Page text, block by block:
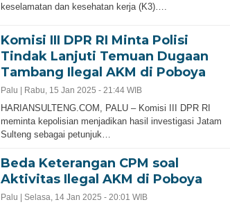
keselamatan dan kesehatan kerja (K3)….
Komisi III DPR RI Minta Polisi
Tindak Lanjuti Temuan Dugaan
Tambang Ilegal AKM di Poboya
Palu | Rabu, 15 Jan 2025 - 21:44 WIB
HARIANSULTENG.COM, PALU – Komisi III DPR RI
meminta kepolisian menjadikan hasil investigasi Jatam
Sulteng sebagai petunjuk…
Beda Keterangan CPM soal
Aktivitas Ilegal AKM di Poboya
Palu | Selasa, 14 Jan 2025 - 20:01 WIB